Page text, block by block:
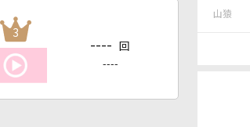
山猿
3
---- 回
----